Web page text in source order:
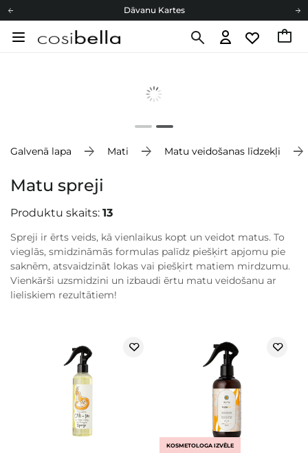
Dāvanu Kartes
Cosibella lojalitātes programma
Galvenā lapa Mati Matu veidošanas līdzekļi
Matu spreji
Produktu skaits: 13
Spreji ir ērts veids, kā vienlaikus kopt un veidot matus. To
vieglās, smidzināmās formulas palīdz piešķirt apjomu pie
saknēm, atsvaidzināt lokas vai piešķirt matiem mirdzumu.
Vienkārši uzsmidzini un izbaudi ērtu matu veidošanu ar
lieliskiem rezultātiem!
KOSMETOLOGA IZVĒLE